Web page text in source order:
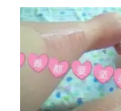
演唱点播:53774次